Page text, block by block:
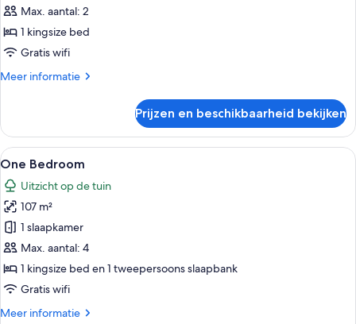
King
Bed
laden
Max. aantal: 2
1 kingsize bed
Gratis wifi
Meer informatie
Meer
1
King
Bed
Prijzen en beschikbaarheid bekijken
Alle
foto's
voor
One
Bedroom
laden
Een woonkamer met een bank,
11
One Bedroom
Uitzicht op de tuin
107 m²
1 slaapkamer
Max. aantal: 4
1 kingsize bed en 1 tweepersoons slaapbank
Gratis wifi
Meer informatie
Meer